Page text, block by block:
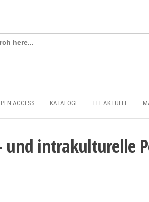
ACCESS KATALOGE LIT AKTUELL
intrakulturelle